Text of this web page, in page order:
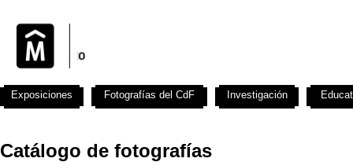
Catálogo de fotografías
Exposiciones Fotografías del CdF Investigación